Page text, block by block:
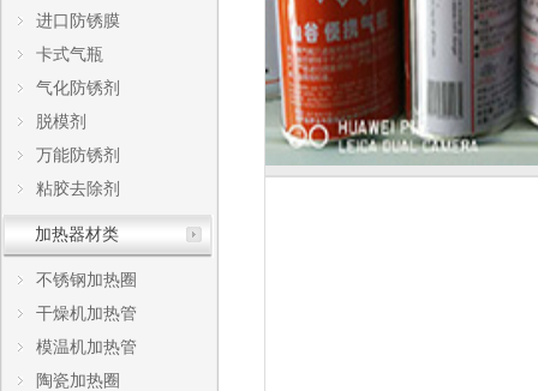
进口防锈膜
卡式气瓶
气化防锈剂
脱模剂
万能防锈剂
粘胶去除剂
加热器材类
不锈钢加热圈
干燥机加热管
模温机加热管
陶瓷加热圈